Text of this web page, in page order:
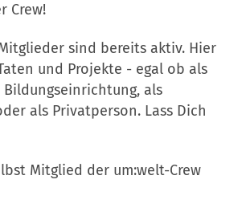
Crew!
sind bereits aktiv. Hier
und Projekte - egal ob als
als
als Privatperson. Lass Dich
Mitglied der um:welt-Crew